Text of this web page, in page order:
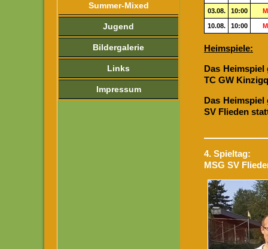
Summer-Mixed
Jugend
Bildergalerie
Links
Impressum
03.08. 10:00
10.08. 10:00
Heimspiele:
Das Heimspiel
TC GW
Das Heimspiel
SV Flieden
4. Spieltag:
MSG SV